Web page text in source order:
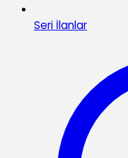
Seri İlanlar